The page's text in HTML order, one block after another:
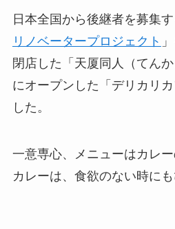
日本全国から後継者を募集す
リノベータープロジェクト
閉店した「天厦同人（てん
にオープンした「デリカリ
した。
一意専心、メニューはカレ
カレーは、食欲のない時にも